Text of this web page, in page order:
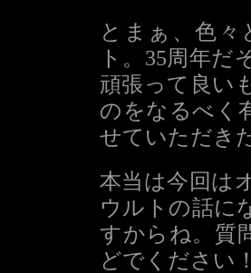
とまぁ、色
ト。35周年
頑張って良い
のをなるべく
せていただき
本当は今回は
ウルトの話に
すからね。質
どでください